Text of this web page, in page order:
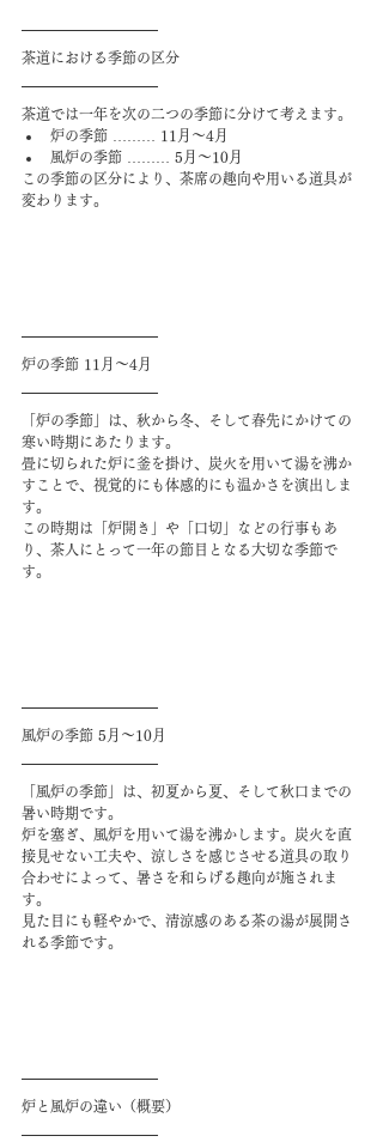
茶道における季節の区分
茶道では一年を次の二つの季節に分けて考えます。
炉の季節 ……… 11月～4月
風炉の季節 ……… 5月～10月
この季節の区分により、茶席の趣向や用いる道具が
変わります。
炉の季節 11月～4月
「炉の季節」は、秋から冬、そして春先にかけての
寒い時期にあたります。
畳に切られた炉に釜を掛け、炭火を用いて湯を沸か
すことで、視覚的にも体感的にも温かさを演出しま
す。
この時期は「炉開き」や「口切」などの行事もあ
り、茶人にとって一年の節目となる大切な季節で
す。
風炉の季節 5月～10月
「風炉の季節」は、初夏から夏、そして秋口までの
暑い時期です。
炉を塞ぎ、風炉を用いて湯を沸かします。炭火を直
接見せない工夫や、涼しさを感じさせる道具の取り
合わせによって、暑さを和らげる趣向が施されま
す。
見た目にも軽やかで、清涼感のある茶の湯が展開さ
れる季節です。
炉と風炉の違い（概要）